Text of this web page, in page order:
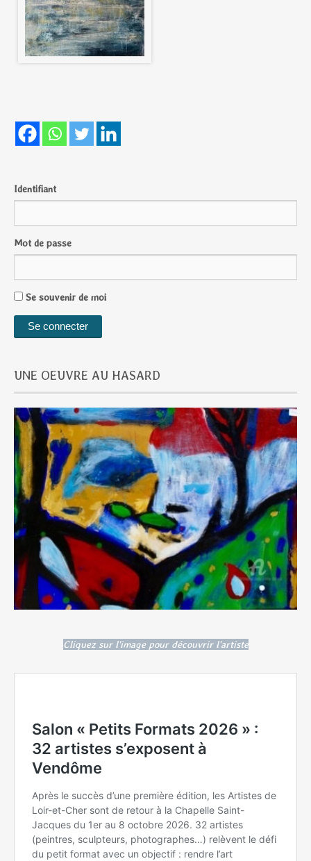
Identifiant
Mot de passe
Se souvenir de moi
UNE OEUVRE AU HASARD
Cliquez sur l'image pour découvrir l'artiste